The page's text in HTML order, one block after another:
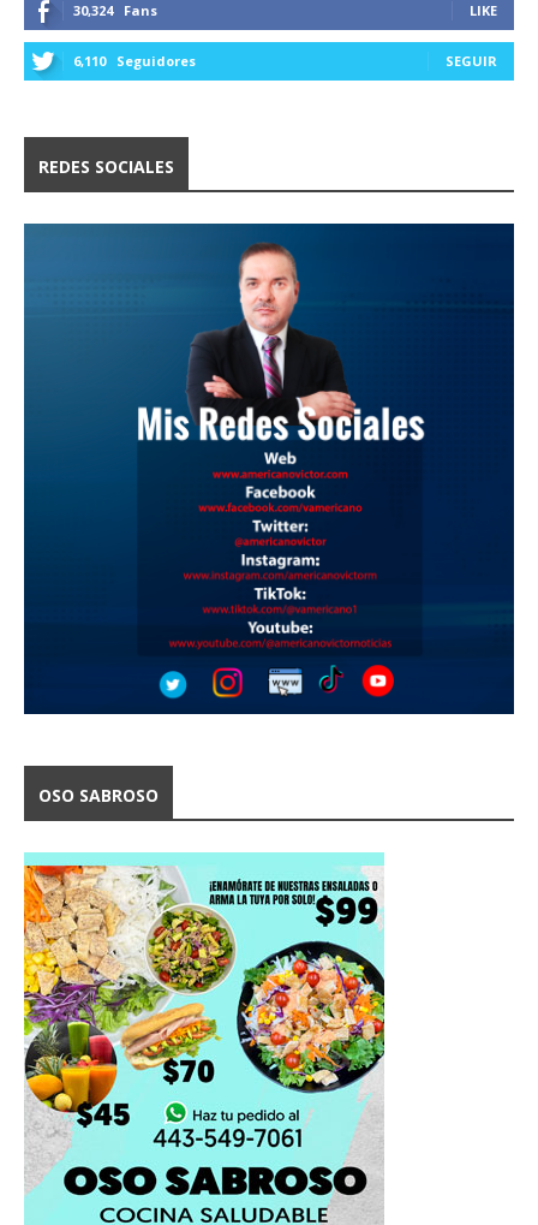
30,324 Fans LIKE
6,110 Seguidores SEGUIR
REDES SOCIALES
OSO SABROSO